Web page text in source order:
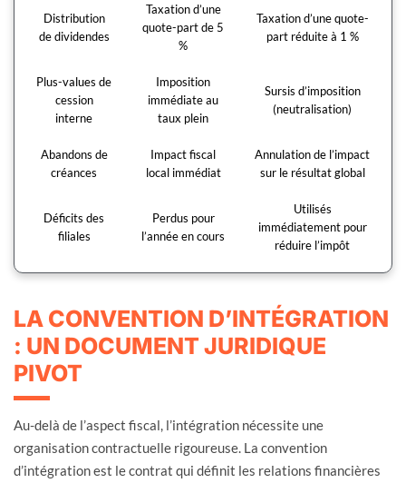
Distribution
de dividendes
Taxation d’une
quote-part de 5
%
Taxation d’une quote-
part réduite à 1 %
Plus-values de
cession
interne
Imposition
immédiate au
taux plein
Sursis d’imposition
(neutralisation)
Abandons de
créances
Impact fiscal
local immédiat
Annulation de l’impact
sur le résultat global
Déficits des
filiales
Perdus pour
l’année en cours
Utilisés
immédiatement pour
réduire l’impôt
LA CONVENTION D’INTÉGRATION
: UN DOCUMENT JURIDIQUE
PIVOT
Au-delà de l’aspect fiscal, l’intégration nécessite une
organisation contractuelle rigoureuse. La convention
d’intégration est le contrat qui définit les relations financières